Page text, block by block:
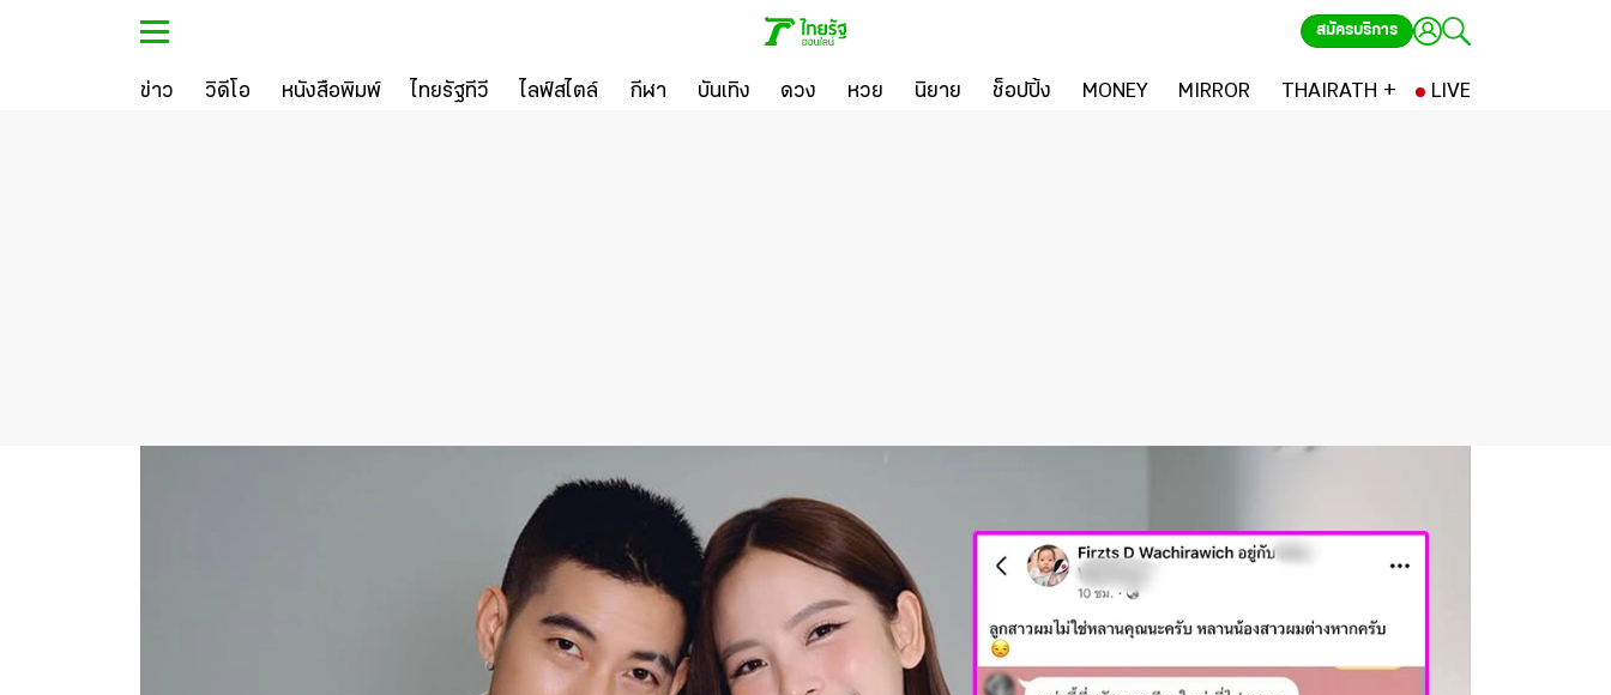
สมัครบริการ
ข่าว วิดีโอ หนังสือพิมพ์ ไทยรัฐทีวี ไลฟ์สไตล์ กีฬา บันเทิง ดวง หวย นิยาย ช็อปปิ้ง MONEY MIRROR THAIRATH + LIVE